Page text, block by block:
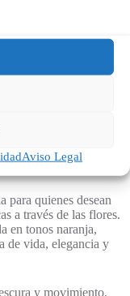
Aviso Legal
para quienes desean
a través de las flores.
en tonos naranja,
de vida, elegancia y
y movimiento,